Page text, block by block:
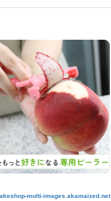
multi-images.akamaized.net